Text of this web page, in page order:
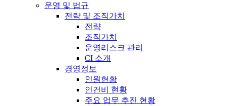
운영 및 법규
전략 및 조직가치
전략
조직가치
운영리스크 관리
CI 소개
경영정보
인원현황
인건비 현황
주요 업무 추진 현황